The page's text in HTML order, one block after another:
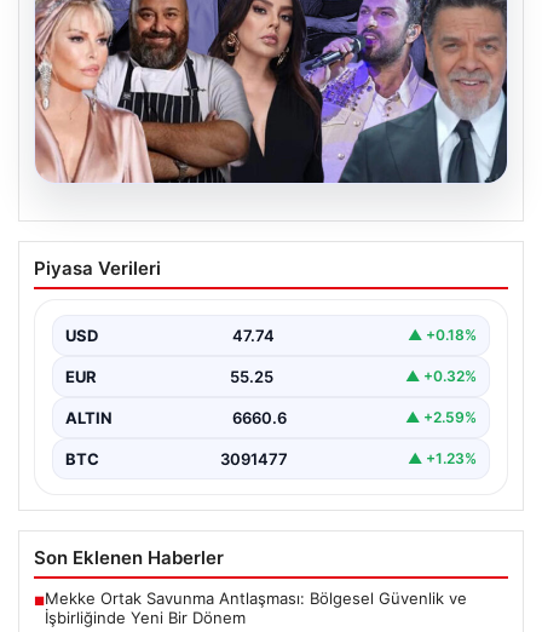
MASAK’tan Ahbap Derneği raporu.
Hangi ünlü ne kadar bağış yaptı?
Bağışları ve Paranın Akibeti”, “content”: “ Son
dönemde…
Piyasa Verileri
USD 47.74 ▲ +0.18%
EUR 55.25 ▲ +0.32%
ALTIN 6660.6 ▲ +2.59%
BTC 3091477 ▲ +1.23%
Son Eklenen Haberler
■Mekke Ortak Savunma Antlaşması: Bölgesel Güvenlik ve
İşbirliğinde Yeni Bir Dönem